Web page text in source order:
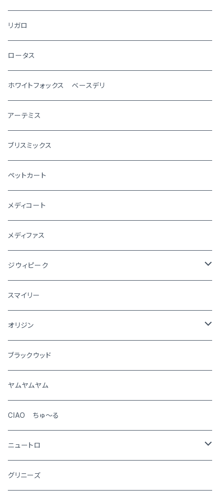
リガロ
ロータス
ホワイトフォックス ベースデリ
アーテミス
ブリスミックス
ペットカート
メディコート
メディファス
ジウィピーク
犬
猫
スマイリー
オリジン
犬
猫
ブラックウッド
ヤムヤムヤム
CIAO ちゅ～る
ニュートロ
シュプレモ
グリニーズ